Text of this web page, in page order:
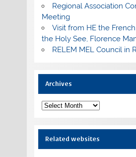
Regional Association
Meeting
Visit from HE the
the Holy See, Florence
RELEM MEL Council in
Archives
Archives
Related websites